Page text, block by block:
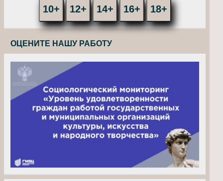
10+ 12+ 14+ 16+ 18+
ОЦЕНИТЕ НАШУ РАБОТУ